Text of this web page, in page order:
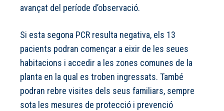
avançat del període d’observació.
Si esta segona PCR resulta negativa, els 13
pacients podran començar a eixir de les seues
habitacions i accedir a les zones comunes de la
planta en la qual es troben ingressats. També
podran rebre visites dels seus familiars, sempre
sota les mesures de protecció i prevenció